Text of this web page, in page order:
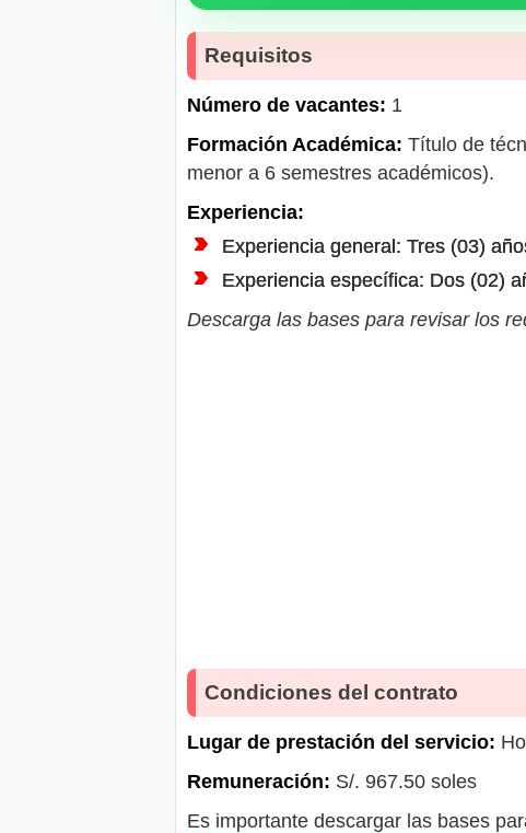
Requisitos
Número de vacantes: 1
Formación Académica: Título de
menor a 6 semestres académicos).
Experiencia:
Experiencia general: Tres (03)
Experiencia específica: Dos (02)
Descarga las bases para revisar los
Condiciones del contrato
Lugar de prestación del servicio:
Remuneración: S/. 967.50 soles
Es importante descargar las bases